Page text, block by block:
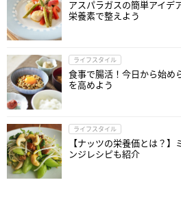
アスパラガスの簡単アイデ
栄養素で整えよう
ライフスタイル
食事で腸活！今日から始め
を高めよう
ライフスタイル
【ナッツの栄養価とは？
ンジレシピも紹介